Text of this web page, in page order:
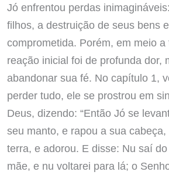
Jó enfrentou perdas
filhos, a destruição de seus bens
comprometida. Porém, em meio a
reação inicial foi de profunda dor,
abandonar sua fé. No capítulo 1,
perder tudo, ele se prostrou em
Deus, dizendo: “Então Jó se
seu manto, e rapou a sua
terra, e adorou. E disse: Nu saí
mãe, e nu voltarei para lá; o